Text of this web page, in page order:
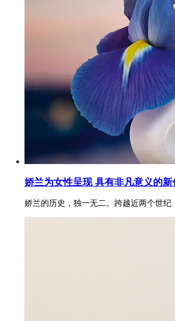
娇兰为女性呈现 具有非凡意义的
娇兰的历史，独一无二。跨越近两个世